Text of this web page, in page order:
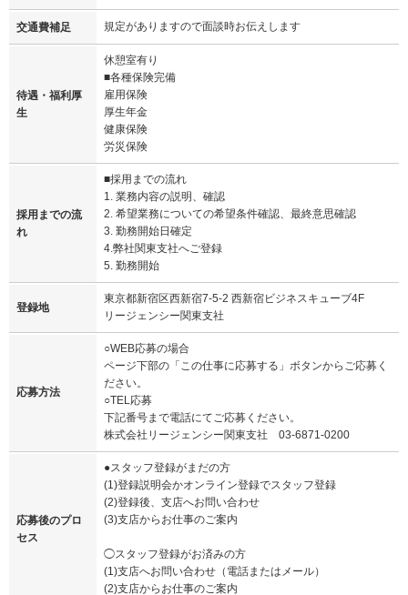
交通費補足 規定がありますので面談時お伝えします
待遇・福利厚
生
休憩室有り
■各種保険完備
雇用保険
厚生年金
健康保険
労災保険
採用までの流
れ
■採用までの流れ
1. 業務内容の説明、確認
2. 希望業務についての希望条件確認、最終意思確認
3. 勤務開始日確定
4.弊社関東支社へご登録
5. 勤務開始
登録地
東京都新宿区西新宿7-5-2 西新宿ビジネスキューブ4F
リージェンシー関東支社
応募方法
○WEB応募の場合
ページ下部の「この仕事に応募する」ボタンからご応募く
ださい。
○TEL応募
下記番号まで電話にてご応募ください。
株式会社リージェンシー関東支社 03-6871-0200
応募後のプロ
セス
●スタッフ登録がまだの方
(1)登録説明会かオンライン登録でスタッフ登録
(2)登録後、支店へお問い合わせ
(3)支店からお仕事のご案内
◯スタッフ登録がお済みの方
(1)支店へお問い合わせ（電話またはメール）
(2)支店からお仕事のご案内